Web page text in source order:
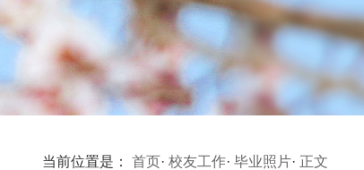
当前位置是： 首页· 校友工作· 毕业照片· 正文